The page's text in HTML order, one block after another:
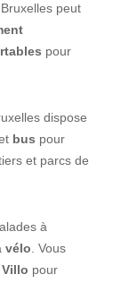
peut
pour
dispose
bus pour
et parcs de
à
vélo . Vous
Villo pour